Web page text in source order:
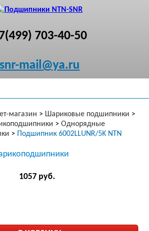
703-40-50
snr-mail@ya.ru
магазин > Шариковые подшипники >
> Однорядные
> Подшипник 6002LLUNR/5K NTN
1057 руб.